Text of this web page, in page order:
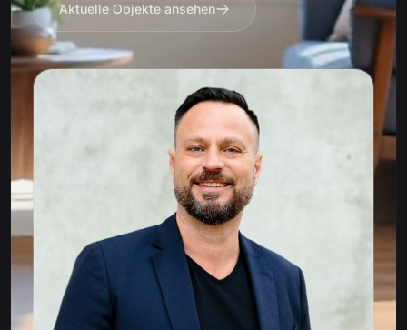
Aktuelle Objekte ansehen